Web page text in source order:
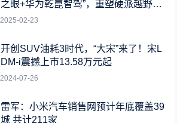
之眼+华为乾崑智驾”，重塑硬派越野新
标杆
2025-02-23
开创SUV油耗3时代，“大宋”来了！宋L
DM-i震撼上市13.58万元起
2024-07-26
雷军：小米汽车销售网预计年底覆盖39
城 共计211家